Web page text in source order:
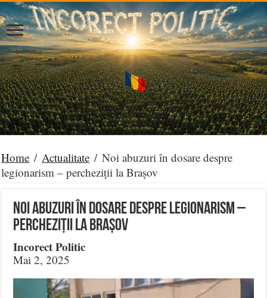
Home / Actualitate / Noi abuzuri în dosare despre
legionarism – percheziții la Brașov
Noi abuzuri în dosare despre legionarism –
percheziții la Brașov
Incorect Politic
Mai 2, 2025